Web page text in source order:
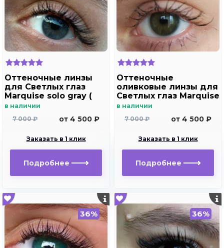
Оттеночные линзы
для Светлых глаз
Marquise solo gray (
без отверстия)
в наличии
7 000 ₽
от 4 500 ₽
Заказать в 1 клик
Подробнее
Оттеночные
оливковые линзы для
Светлых глаз Marquise
Solo Olive
в наличии
7 000 ₽
от 4 500 ₽
Заказать в 1 клик
Подробнее
36% 36%